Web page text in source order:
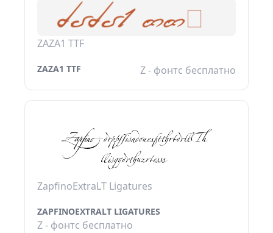
ZAZA1 TTF
ZAZA1 TTF Z - фонтс бесплатно
ZapfinoExtraLT Ligatures
ZAPFINOEXTRALT LIGATURES
Z - фонтс бесплатно